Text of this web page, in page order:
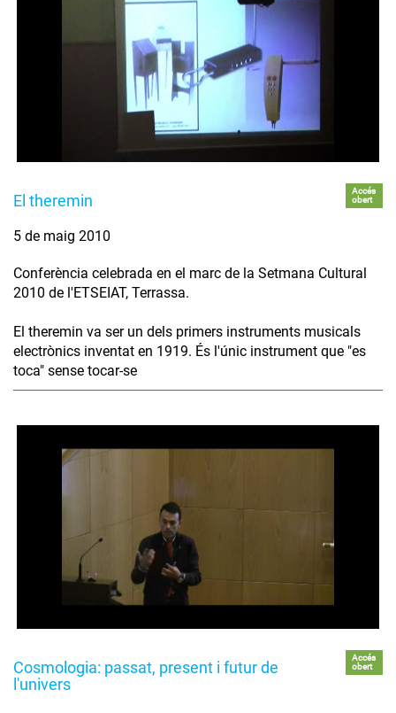
El theremin
Accés
obert
5 de maig 2010
Conferència celebrada en el marc de la Setmana Cultural
2010 de l'ETSEIAT, Terrassa.
El theremin va ser un dels primers instruments musicals
electrònics inventat en 1919. És l'únic instrument que "es
toca" sense tocar-se
Cosmologia: passat, present i futur de
l'univers
Accés
obert